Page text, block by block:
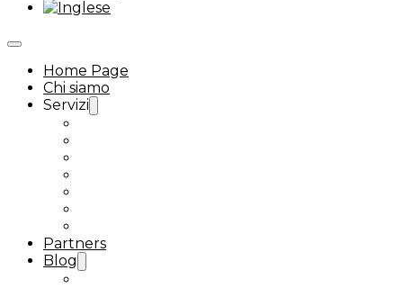
Home Page
Chi siamo
Servizi
Partners
Blog